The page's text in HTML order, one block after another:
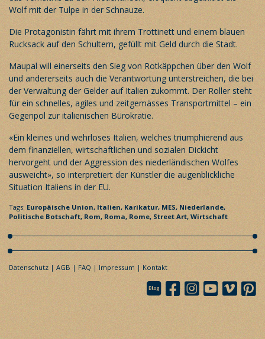
Wolf mit der Tulpe in der Schnauze.
Die Protagonistin fährt mit ihrem Trottinett und einem blauen
Rucksack auf den Schultern, gefüllt mit Geld durch die Stadt.
Maupal will einerseits den Sieg von Rotkäppchen über den Wolf
und andererseits auch die Verantwortung unterstreichen, die bei
der Verwaltung der Gelder auf Italien zukommt. Der Roller steht
für ein schnelles, agiles und zeitgemässes Transportmittel – ein
Gegenpol zur italienischen Bürokratie.
«Ein kleines und wehrloses Italien, welches triumphierend aus
dem finanziellen, wirtschaftlichen und sozialen Dickicht
hervorgeht und der Aggression des niederländischen Wolfes
ausweicht», so interpretiert der Künstler die augenblickliche
Situation Italiens in der EU.
Tags: Europäische Union, Italien, Karikatur, MES, Niederlande,
Politische Botschaft, Rom, Roma, Rome, Street Art, Wirtschaft
Datenschutz AGB FAQ Impressum Kontakt